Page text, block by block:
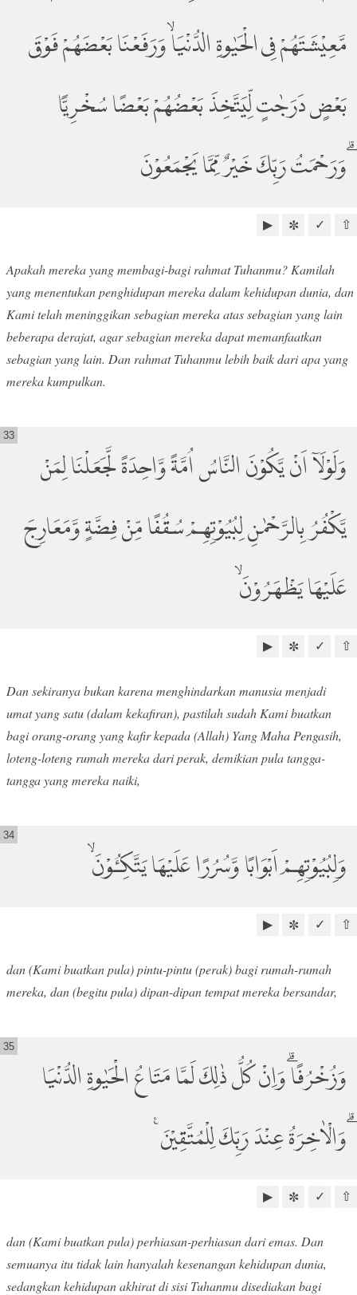
مَّعِيْشَتَهُمْ فِى الْحَيٰوةِ الدُّنْيَاۙ وَرَفَعْنَا بَعْضَهُمْ فَوْقَ
بَعْضٍ دَرَجٰتٍ لِّيَتَّخِذَ بَعْضُهُمْ بَعْضًا سُخْرِيًّا
ۗوَرَحْمَتُ رَبِّكَ خَيْرٌ مِّمَّا يَجْمَعُوْنَ
⇧
✓
✼
▶
Apakah mereka yang membagi-bagi rahmat Tuhanmu? Kamilah
yang menentukan penghidupan mereka dalam kehidupan dunia, dan
Kami telah meninggikan sebagian mereka atas sebagian yang lain
beberapa derajat, agar sebagian mereka dapat memanfaatkan
sebagian yang lain. Dan rahmat Tuhanmu lebih baik dari apa yang
mereka kumpulkan.
وَلَوْلَآ اَنْ يَّكُوْنَ النَّاسُ اُمَّةً وَّاحِدَةً لَّجَعَلْنَا لِمَنْ
يَّكْفُرُ بِالرَّحْمٰنِ لِبُيُوْتِهِمْ سُقُفًا مِّنْ فِضَّةٍ وَّمَعَارِجَ
عَلَيْهَا يَظْهَرُوْنَۙ
33
⇧
✓
✼
▶
Dan sekiranya bukan karena menghindarkan manusia menjadi
umat yang satu (dalam kekafiran), pastilah sudah Kami buatkan
bagi orang-orang yang kafir kepada (Allah) Yang Maha Pengasih,
loteng-loteng rumah mereka dari perak, demikian pula tangga-
tangga yang mereka naiki,
وَلِبُيُوْتِهِمْ اَبْوَابًا وَّسُرُرًا عَلَيْهَا يَتَّكِـُٔوْنَۙ
34
⇧
✓
✼
▶
dan (Kami buatkan pula) pintu-pintu (perak) bagi rumah-rumah
mereka, dan (begitu pula) dipan-dipan tempat mereka bersandar,
وَزُخْرُفًاۗ وَاِنْ كُلُّ ذٰلِكَ لَمَّا مَتَاعُ الْحَيٰوةِ الدُّنْيَا
ۗوَالْاٰخِرَةُ عِنْدَ رَبِّكَ لِلْمُتَّقِيْنَ ࣖ
35
⇧
✓
✼
▶
dan (Kami buatkan pula) perhiasan-perhiasan dari emas. Dan
semuanya itu tidak lain hanyalah kesenangan kehidupan dunia,
sedangkan kehidupan akhirat di sisi Tuhanmu disediakan bagi